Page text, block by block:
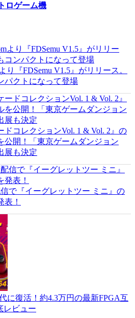
ロゲーム機
り『FDSemu V1.5』がリリース。
パクトになって登場
ドコレクションVol. 1 & Vol. 2』の
公開！「東京ゲームダンジョン
展も決定
で『イーグレットツー ミニ』の
表！
に復活！約4.3万円の最新FPGA互
レビュー